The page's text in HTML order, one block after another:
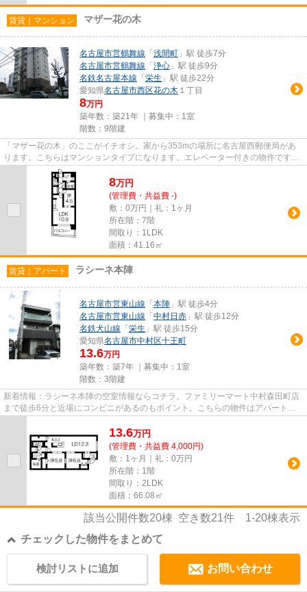
賃貸｜マンション マザー花の木
名古屋市営鶴舞線 「 浅間町 」駅 徒歩7分
名古屋市営鶴舞線 「 浄心 」駅 徒歩9分
名鉄名古屋本線 「 栄生 」駅 徒歩22分
愛知県名古屋市西区花の木 １丁目
8万円
築年数：築21年 ｜募集中： 1室
階数：9階建
「マザー花の木」のここがイチオシ。家から353mの場所に名古屋西郵便局があ
ります。こちらはマンションタイプになります。エレベーター付きの物件です。
当社スタッフが地域の賃貸情報...
8万円
(管理費・共益費 -)
敷：0万円｜礼：1ヶ月
所在階：7階
間取り：1LDK
面積：41.16㎡
賃貸｜アパート ラシーネ本陣
名古屋市営東山線 「 本陣 」駅 徒歩4分
名古屋市営東山線 「 中村日赤 」駅 徒歩12分
名鉄犬山線 「 栄生 」駅 徒歩15分
愛知県名古屋市中村区十王町
13.6万円
築年数：築7年 ｜募集中： 1室
階数：3階建
新着情報：ラシーネ本陣の空室情報ならコチラ。ファミリーマート中村森田町店
まで徒歩6分と近場にコンビニがあるのもポイント。こちらの物件はアパートで
13.6万円
(管理費・共益費 4,000円)
敷：1ヶ月｜礼：0万円
所在階：1階
間取り：2LDK
面積：66.08㎡
該当公開件数20棟 空き数21件 1-20棟表示
チェックした物件をまとめて
お問い合わせ
検討リストに追加